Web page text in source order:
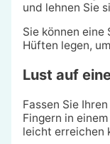
und lehnen Sie
Sie können eine
Hüften legen,
Lust auf
Fassen Sie
Fingern in
leicht erreichen